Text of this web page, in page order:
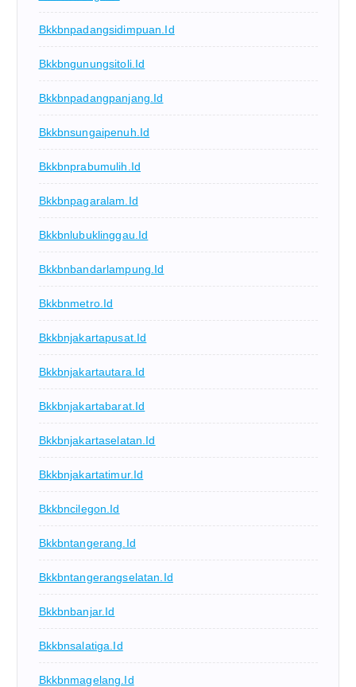
Bkkbnpadangsidimpuan.id
Bkkbngunungsitoli.id
Bkkbnpadangpanjang.id
Bkkbnsungaipenuh.id
Bkkbnprabumulih.id
Bkkbnpagaralam.id
Bkkbnlubuklinggau.id
Bkkbnbandarlampung.id
Bkkbnmetro.id
Bkkbnjakartapusat.id
Bkkbnjakartautara.id
Bkkbnjakartabarat.id
Bkkbnjakartaselatan.id
Bkkbnjakartatimur.id
Bkkbncilegon.id
Bkkbntangerang.id
Bkkbntangerangselatan.id
Bkkbnbanjar.id
Bkkbnsalatiga.id
Bkkbnmagelang.id